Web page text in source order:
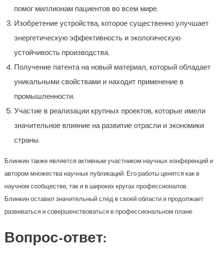
помог миллионам пациентов во всем мире.
Изобретение устройства, которое существенно улучшает
энергетическую эффективность и экологическую
устойчивость производства.
Получение патента на новый материал, который обладает
уникальными свойствами и находит применение в
промышленности.
Участие в реализации крупных проектов, которые имели
значительное влияние на развитие отрасли и экономики
страны.
Блинкин также является активным участником научных конференций и
автором множества научных публикаций. Его работы ценятся как в
научном сообществе, так и в широких кругах профессионалов.
Блинкин оставил значительный след в своей области и продолжает
развиваться и совершенствоваться в профессиональном плане.
Вопрос-ответ: